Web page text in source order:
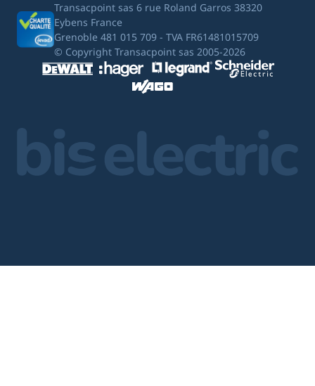
Transacpoint sas 6 rue Roland Garros 38320
Eybens France
Grenoble 481 015 709 - TVA FR61481015709
© Copyright Transacpoint sas 2005-2026